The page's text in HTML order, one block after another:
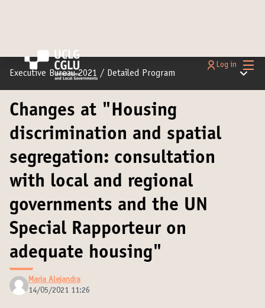
Main
Log in
Executive Bureau 2021 / Detailed Program Main
Changes at "Housing
discrimination and spatial
segregation: consultation
with local and regional
governments and the UN
Special Rapporteur on
adequate housing"
Maria Alejandra
14/05/2021 11:26